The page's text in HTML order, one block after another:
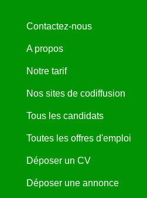
Contactez-nous
A propos
Notre tarif
Nos sites de codiffusion
Tous les candidats
Toutes les offres d'emploi
Déposer un CV
Déposer une annonce